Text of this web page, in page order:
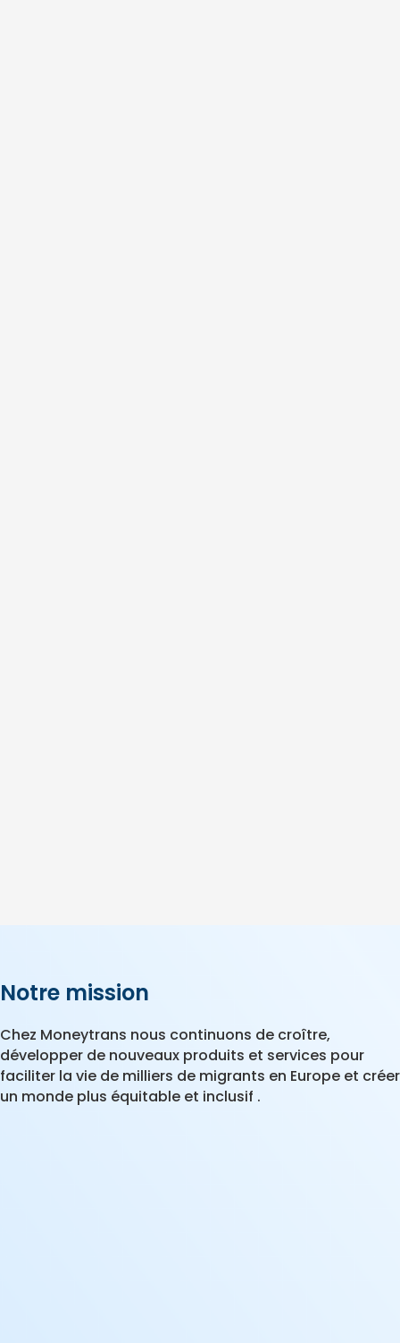
Notre mission
Chez Moneytrans nous continuons de croître,
développer de nouveaux produits et services pour
faciliter la vie de milliers de migrants en Europe et créer
un monde plus équitable et inclusif .